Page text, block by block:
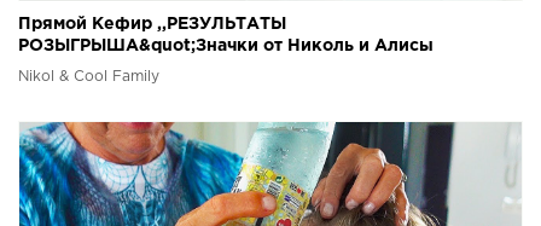
Прямой Кефир ,,РЕЗУЛЬТАТЫ
РОЗЫГРЫША&quot;Значки от Николь и Алисы
Nikol & Cool Family